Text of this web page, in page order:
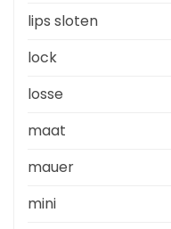
lips sloten
lock
losse
maat
mauer
mini